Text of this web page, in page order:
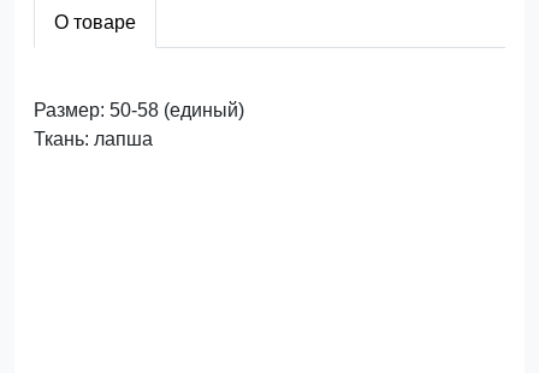
О товаре
Размер: 50-58 (единый)
Ткань: лапша